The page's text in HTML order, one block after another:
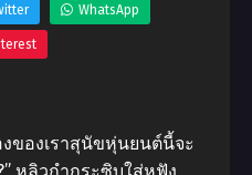
WhatsApp
ของเราสุนัขหุ่นยนต์นี้จะ